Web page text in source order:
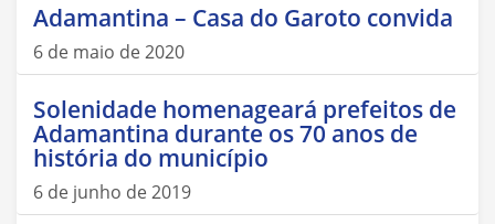
Adamantina – Casa do Garoto convida
6 de maio de 2020
Solenidade homenageará prefeitos de
Adamantina durante os 70 anos de
história do município
6 de junho de 2019